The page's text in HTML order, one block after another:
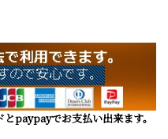
paypayでお支払い出来ます。